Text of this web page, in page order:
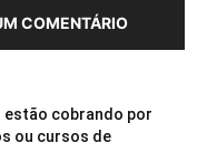
COMENTÁRIO
cobrando por
ou cursos de